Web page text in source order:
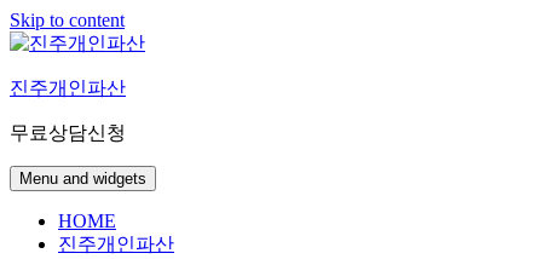
Skip to content
진주개인파산
무료상담신청
Menu and widgets
HOME
진주개인파산